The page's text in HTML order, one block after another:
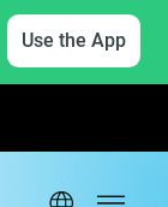
Use the App